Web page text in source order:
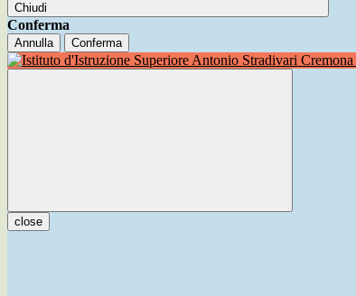
Chiudi
Conferma
Annulla Conferma
close